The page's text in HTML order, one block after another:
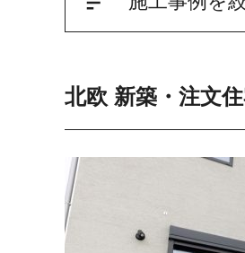
北欧 新築・注文